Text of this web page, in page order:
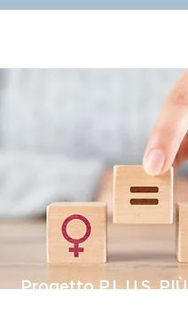
Progetto P.L.U.S. PIÙ